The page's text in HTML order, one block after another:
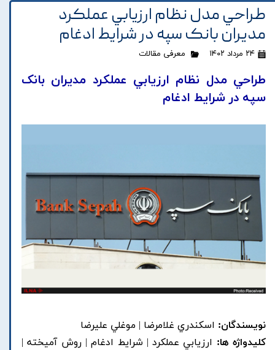
طراحي مدل نظام ارزيابي عملکرد
مديران بانک سپه در شرايط ادغام
۲۴ مرداد ۱۴۰۲ معرفی مقالات
طراحي مدل نظام ارزيابي عملکرد مديران بانک
سپه در شرايط ادغام
نویسندگان: اسکندري غلامرضا | موغلي عليرضا
کلیدواژه ها: ارزيابي عملکرد | شرايط ادغام | روش آميخته |